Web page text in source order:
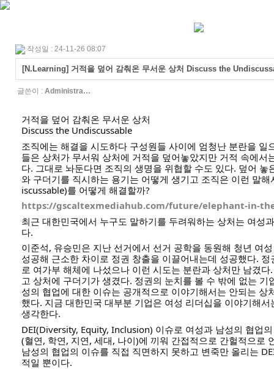
작성일 : 24-11-26 08:07
[N.Learning] 거적을 덮어 감춰온 무서운 상처 Discuss the
글쓴이 : Administra…
거적을 덮어 감춰온 무서운 상처
Discuss the Undiscussable
조직에는 해결을 시도하다 구성원들 사이에 엄청난 분란을 일
들은 상처가 무서워 상처에 거적을 덮어놓았지만 거적 속에서
다. 그대로 놔둔다면 조직의 생명을 위협할 수도 있다. 덮어 놓
와 구더기를 직시하는 용기는 어떻게 생기고 조직은 이런 말
iscussable)를 어떻게 해결할까?
https://gscaltexmediahub.com/future/elephant-in-
최근 대한민국에서 누구도 말하기를 두려워하는 상처는 여성
다.
이준석, 유승민은 지난 선거에서 선거 공학을 동원해 청년 여
성공해 근소한 차이로 정권 창출을 이끌어내는데 성공했다.
로 여가부 해체에 나섰으나 이런 시도는 분란과 상처만 남겼
고 상처에 구더기가 생겼다. 정권의 눈치를 볼 수 밖에 없는 기
성의 협업에 대한 이슈는 공개적으로 이야기해서는 안되는 상
했다. 지금 대한민국 대부분 기업은 여성 리더십을 이야기해
생각한다.
DEI(Diversity, Equity, Inclusion) 이슈로 여성과 남성의 협업
(혈연, 학연, 지연, 세대, 나이)에 끼워 간접적으로 간헐적으로
남성의 협업의 이슈를 직접 직면하지 못하고 변죽만 올리는
적일 뿐이다.